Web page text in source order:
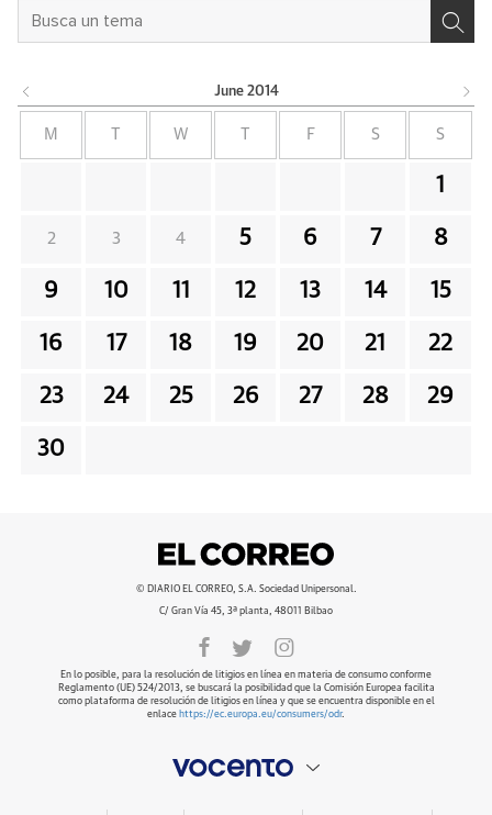
June 2014
M W F S S
1
2 3 4 5 6 7 8
9 10 11 12 13 14 15
16 17 18 19 20 21 22
23 24 25 26 27 28 29
30
© DIARIO EL CORREO, S.A. Sociedad Unipersonal.
C/ Gran Vía 45, 3ª planta, 48011 Bilbao
En lo posible, para la resolución de litigios en línea en materia de consumo conforme
Reglamento (UE) 524/2013, se buscará la posibilidad que la Comisión Europea facilita
como plataforma de resolución de litigios en línea y que se encuentra disponible en el
enlace https://ec.europa.eu/consumers/odr.